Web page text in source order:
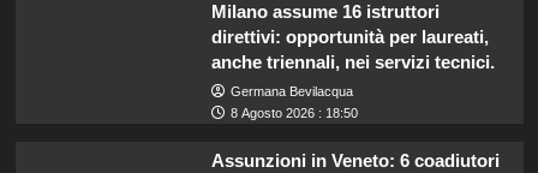
Milano assume 16 istruttori
direttivi: opportunità per laureati,
anche triennali, nei servizi tecnici.
Germana Bevilacqua
8 Agosto 2026 : 18:50
Assunzioni in Veneto: 6 coadiutori